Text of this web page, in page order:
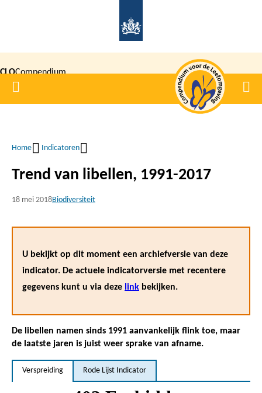
inhoud
gaan
CLOCompendium
voor de
Home
Kruimelpad
Home Indicatoren
Trend van libellen, 1991-2017
18 mei 2018Biodiversiteit
U bekijkt op dit moment een archiefversie van deze
indicator. De actuele indicatorversie met recentere
gegevens kunt u via deze link bekijken.
De libellen namen sinds 1991 aanvankelijk flink toe, maar
de laatste jaren is juist weer sprake van afname.
Verspreiding Rode Lijst Indicator